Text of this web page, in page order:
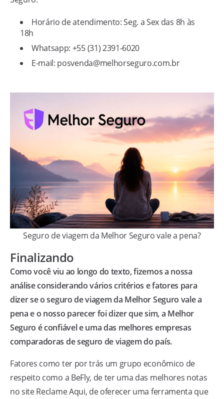
Horário de atendimento: Seg. a Sex das 8h às
18h
Whatsapp: +55 (31) 2391-6020
E-mail: posvenda@melhorseguro.com.br
Seguro de viagem da Melhor Seguro vale a pena?
Finalizando
Como você viu ao longo do texto, fizemos a nossa
análise considerando vários critérios e fatores para
dizer se o seguro de viagem da Melhor Seguro vale a
pena e o nosso parecer foi dizer que sim, a Melhor
Seguro é confiável e uma das melhores empresas
comparadoras de seguro de viagem do país.
Fatores como ter por trás um grupo econômico de
respeito como a BeFly, de ter uma das melhores notas
no site Reclame Aqui, de oferecer uma ferramenta que